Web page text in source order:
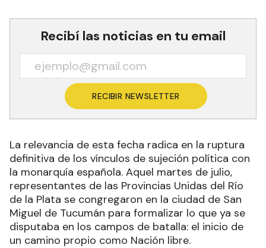
Recibí las noticias en tu email
RECIBIR NEWSLETTER
La relevancia de esta fecha radica en la ruptura
definitiva de los vínculos de sujeción política con
la monarquía española. Aquel martes de julio,
representantes de las Provincias Unidas del Río
de la Plata se congregaron en la ciudad de San
Miguel de Tucumán para formalizar lo que ya se
disputaba en los campos de batalla: el inicio de
un camino propio como Nación libre.